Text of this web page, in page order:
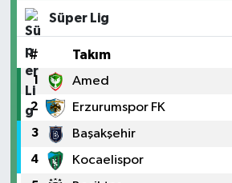
Süper Lig
# Takım
1 Amed
2 Erzurumspor FK
3 Başakşehir
4 Kocaelispor